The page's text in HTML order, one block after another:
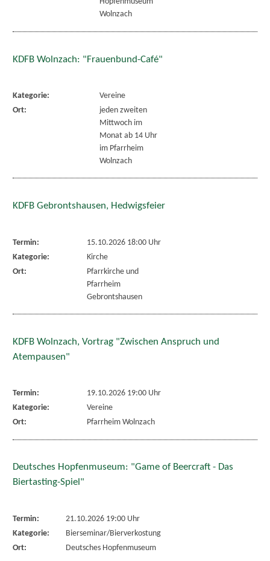
Wolnzach
KDFB Wolnzach: "Frauenbund-Café"
Kategorie:
Vereine
Ort:
jeden zweiten
Mittwoch im
Monat ab 14 Uhr
im Pfarrheim
Wolnzach
KDFB Gebrontshausen, Hedwigsfeier
Termin:
15.10.2026 18:00 Uhr
Kategorie:
Kirche
Ort:
Pfarrkirche und
Pfarrheim
Gebrontshausen
KDFB Wolnzach, Vortrag "Zwischen Anspruch und
Atempausen"
Termin:
19.10.2026 19:00 Uhr
Kategorie:
Vereine
Ort:
Pfarrheim Wolnzach
Deutsches Hopfenmuseum: "Game of Beercraft - Das
Biertasting-Spiel"
Termin:
21.10.2026 19:00 Uhr
Kategorie:
Bierseminar/Bierverkostung
Ort:
Deutsches Hopfenmuseum